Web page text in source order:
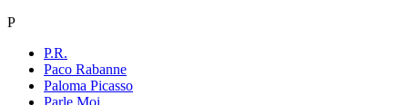
P
P.R.
Paco Rabanne
Paloma Picasso
Parle Moi